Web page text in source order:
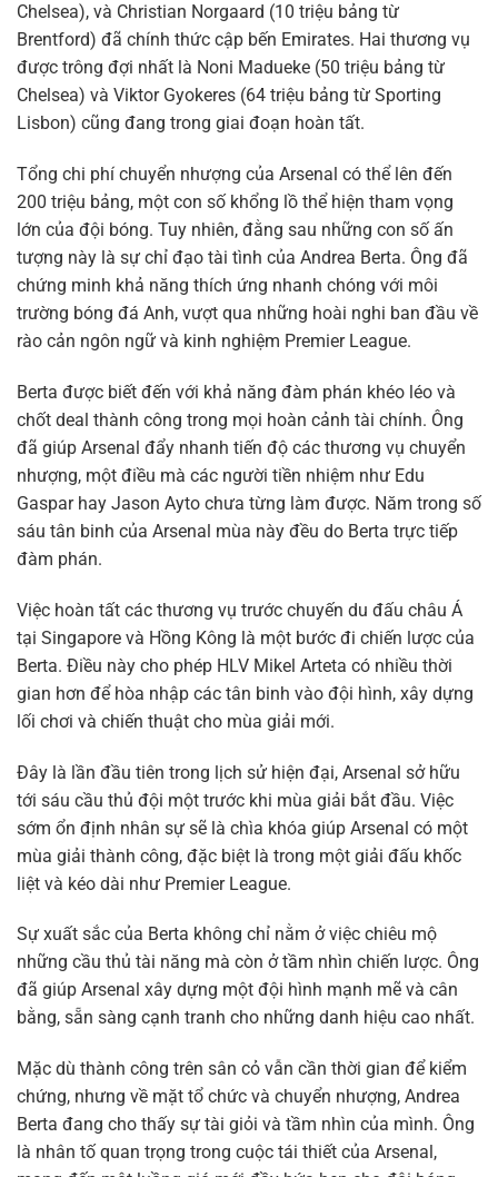
Chelsea), và Christian Norgaard (10 triệu bảng từ
Brentford) đã chính thức cập bến Emirates. Hai thương vụ
được trông đợi nhất là Noni Madueke (50 triệu bảng từ
Chelsea) và Viktor Gyokeres (64 triệu bảng từ Sporting
Lisbon) cũng đang trong giai đoạn hoàn tất.
Tổng chi phí chuyển nhượng của Arsenal có thể lên đến
200 triệu bảng, một con số khổng lồ thể hiện tham vọng
lớn của đội bóng. Tuy nhiên, đằng sau những con số ấn
tượng này là sự chỉ đạo tài tình của Andrea Berta. Ông đã
chứng minh khả năng thích ứng nhanh chóng với môi
trường bóng đá Anh, vượt qua những hoài nghi ban đầu về
rào cản ngôn ngữ và kinh nghiệm Premier League.
Berta được biết đến với khả năng đàm phán khéo léo và
chốt deal thành công trong mọi hoàn cảnh tài chính. Ông
đã giúp Arsenal đẩy nhanh tiến độ các thương vụ chuyển
nhượng, một điều mà các người tiền nhiệm như Edu
Gaspar hay Jason Ayto chưa từng làm được. Năm trong số
sáu tân binh của Arsenal mùa này đều do Berta trực tiếp
đàm phán.
Việc hoàn tất các thương vụ trước chuyến du đấu châu Á
tại Singapore và Hồng Kông là một bước đi chiến lược của
Berta. Điều này cho phép HLV Mikel Arteta có nhiều thời
gian hơn để hòa nhập các tân binh vào đội hình, xây dựng
lối chơi và chiến thuật cho mùa giải mới.
Đây là lần đầu tiên trong lịch sử hiện đại, Arsenal sở hữu
tới sáu cầu thủ đội một trước khi mùa giải bắt đầu. Việc
sớm ổn định nhân sự sẽ là chìa khóa giúp Arsenal có một
mùa giải thành công, đặc biệt là trong một giải đấu khốc
liệt và kéo dài như Premier League.
Sự xuất sắc của Berta không chỉ nằm ở việc chiêu mộ
những cầu thủ tài năng mà còn ở tầm nhìn chiến lược. Ông
đã giúp Arsenal xây dựng một đội hình mạnh mẽ và cân
bằng, sẵn sàng cạnh tranh cho những danh hiệu cao nhất.
Mặc dù thành công trên sân cỏ vẫn cần thời gian để kiểm
chứng, nhưng về mặt tổ chức và chuyển nhượng, Andrea
Berta đang cho thấy sự tài giỏi và tầm nhìn của mình. Ông
là nhân tố quan trọng trong cuộc tái thiết của Arsenal,